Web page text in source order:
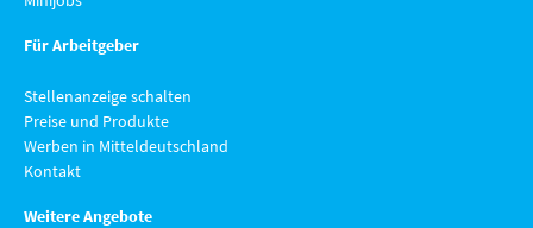
Für Arbeitgeber
Stellenanzeige schalten
Preise und Produkte
Werben in Mitteldeutschland
Kontakt
Weitere Angebote